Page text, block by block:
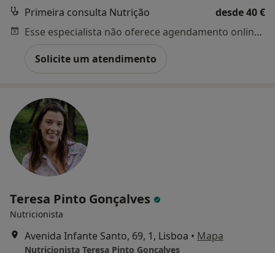
Primeira consulta Nutrição
desde 40 €
Esse especialista não oferece agendamento online para esse endereço.
Solicite um atendimento
Teresa Pinto Gonçalves
Nutricionista
Avenida Infante Santo, 69, 1, Lisboa • Mapa
Nutricionista Teresa Pinto Gonçalves